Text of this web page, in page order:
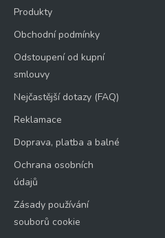
Produkty
Obchodní podmínky
Odstoupení od kupní
smlouvy
Nejčastější dotazy (FAQ)
Reklamace
Doprava, platba a balné
Ochrana osobních
údajů
Zásady používání
souborů cookie